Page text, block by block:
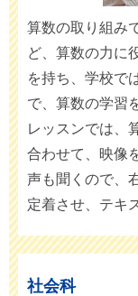
算数の取り組み
ど、算数の力に
を持ち、学校で
で、算数の学習
レッスンでは、
合わせて、映像
声も聞くので、
定着させ、テキ
社会科